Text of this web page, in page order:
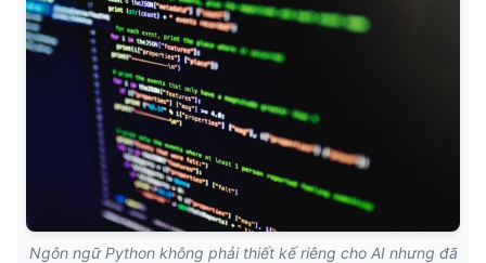
Ngôn ngữ Python không phải thiết kế riêng cho AI nhưng đã